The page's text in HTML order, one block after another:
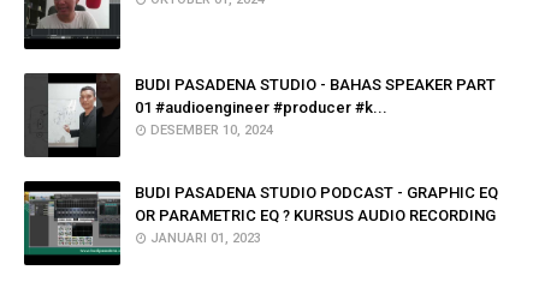
BUDI PASADENA STUDIO - BAHAS SPEAKER PART
01 #audioengineer #producer #k...
DESEMBER 10, 2024
BUDI PASADENA STUDIO PODCAST - GRAPHIC EQ
OR PARAMETRIC EQ ? KURSUS AUDIO RECORDING
JANUARI 01, 2023